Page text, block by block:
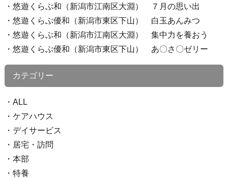
悠遊くらぶ和（新潟市江南区大淵） ７月の思い出
悠遊くらぶ優和（新潟市東区下山） 白玉あんみつ
悠遊くらぶ和（新潟市江南区大淵） 集中力を養おう
悠遊くらぶ優和（新潟市東区下山） あ〇さ〇ゼリー
カテゴリー
ALL
ケアハウス
デイサービス
居宅・訪問
本部
特養